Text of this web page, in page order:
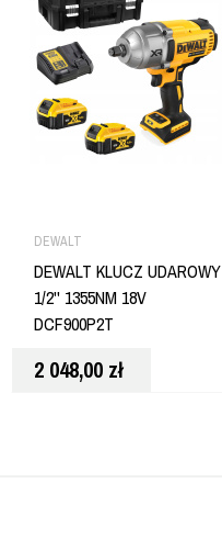
DEWALT
DEWALT KLUCZ UDAROWY
1/2'' 1355NM 18V
DCF900P2T
2 048,00 zł